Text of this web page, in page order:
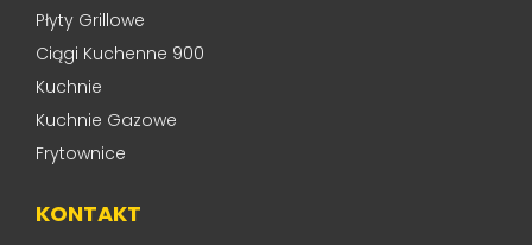
Płyty Grillowe
Ciągi Kuchenne 900
Kuchnie
Kuchnie Gazowe
Frytownice
KONTAKT